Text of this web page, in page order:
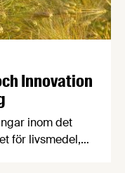
Innovation
inom det
för livsmedel,